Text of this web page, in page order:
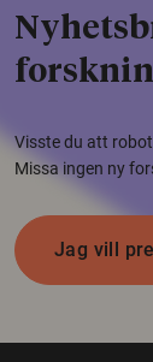
Visste du att
Missa ingen ny
Jag vill